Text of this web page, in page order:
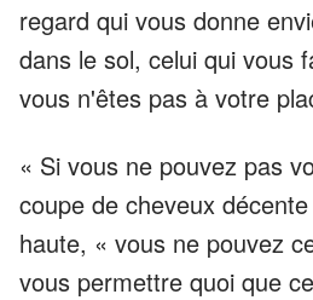
regard qui vous donne
dans le sol, celui qui vous
vous n'êtes pas à votre
« Si vous ne pouvez pas
coupe de cheveux
haute, « vous ne pouvez
vous permettre quoi que